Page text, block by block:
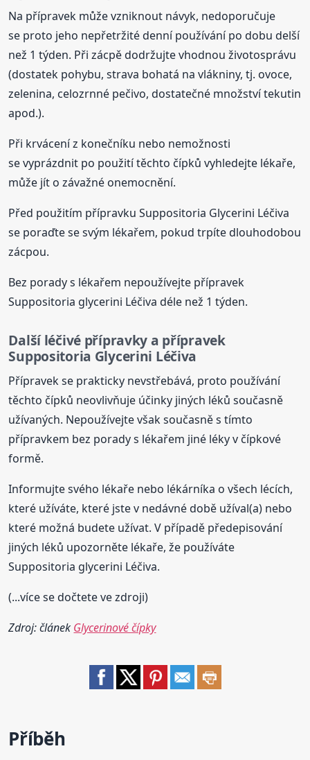
Na přípravek může vzniknout návyk, nedoporučuje
se proto jeho nepřetržité denní používání po dobu delší
než 1 týden. Při zácpě dodržujte vhodnou životosprávu
(dostatek pohybu, strava bohatá na vlákniny, tj. ovoce,
zelenina, celozrnné pečivo, dostatečné množství tekutin
apod.).
Při krvácení z konečníku nebo nemožnosti
se vyprázdnit po použití těchto čípků vyhledejte lékaře,
může jít o závažné onemocnění.
Před použitím přípravku Suppositoria Glycerini Léčiva
se poraďte se svým lékařem, pokud trpíte dlouhodobou
zácpou.
Bez porady s lékařem nepoužívejte přípravek
Suppositoria glycerini Léčiva déle než 1 týden.
Další léčivé přípravky a přípravek
Suppositoria Glycerini Léčiva
Přípravek se prakticky nevstřebává, proto používání
těchto čípků neovlivňuje účinky jiných léků současně
užívaných. Nepoužívejte však současně s tímto
přípravkem bez porady s lékařem jiné léky v čípkové
formě.
Informujte svého lékaře nebo lékárníka o všech lécích,
které užíváte, které jste v nedávné době užíval(a) nebo
které možná budete užívat. V případě předepisování
jiných léků upozorněte lékaře, že používáte
Suppositoria glycerini Léčiva.
(...více se dočtete ve zdroji)
Zdroj: článek Glycerinové čípky
Příběh